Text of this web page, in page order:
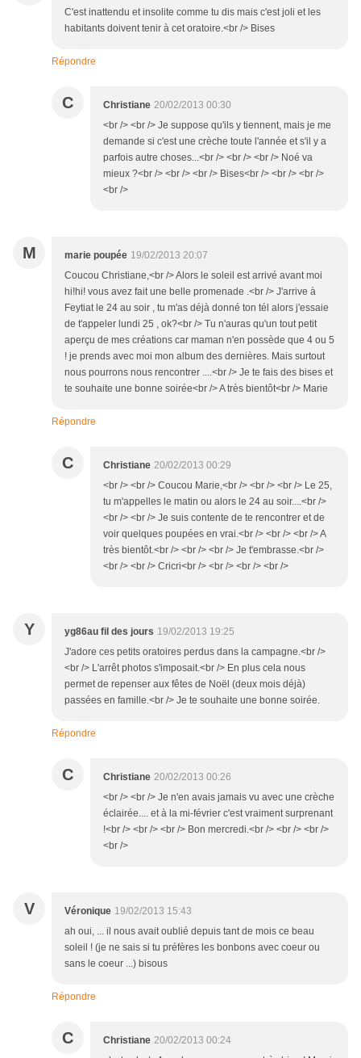
C'est inattendu et insolite comme tu dis mais c'est joli et les
habitants doivent tenir à cet oratoire.<br /> Bises
Répondre
C Christiane 20/02/2013 00:30
<br /> <br /> Je suppose qu'ils y tiennent, mais je me
demande si c'est une crèche toute l'année et s'il y a
parfois autre choses...<br /> <br /> <br /> Noé va
mieux ?<br /> <br /> <br /> Bises<br /> <br /> <br />
<br />
M marie poupée 19/02/2013 20:07
Coucou Christiane,<br /> Alors le soleil est arrivé avant moi
hi!hi! vous avez fait une belle promenade .<br /> J'arrive à
Feytiat le 24 au soir , tu m'as déjà donné ton tél alors j'essaie
de t'appeler lundi 25 , ok?<br /> Tu n'auras qu'un tout petit
aperçu de mes créations car maman n'en possède que 4 ou 5
! je prends avec moi mon album des dernières. Mais surtout
nous pourrons nous rencontrer ....<br /> Je te fais des bises et
te souhaite une bonne soirée<br /> A très bientôt<br /> Marie
Répondre
C Christiane 20/02/2013 00:29
<br /> <br /> Coucou Marie,<br /> <br /> <br /> Le 25,
tu m'appelles le matin ou alors le 24 au soir....<br />
<br /> <br /> Je suis contente de te rencontrer et de
voir quelques poupées en vrai.<br /> <br /> <br /> A
très bientôt.<br /> <br /> <br /> Je t'embrasse.<br />
<br /> <br /> Cricri<br /> <br /> <br /> <br />
Y yg86au fil des jours 19/02/2013 19:25
J'adore ces petits oratoires perdus dans la campagne.<br />
<br /> L'arrêt photos s'imposait.<br /> En plus cela nous
permet de repenser aux fêtes de Noël (deux mois déjà)
passées en famille.<br /> Je te souhaite une bonne soirée.
Répondre
C Christiane 20/02/2013 00:26
<br /> <br /> Je n'en avais jamais vu avec une crèche
éclairée.... et à la mi-février c'est vraiment surprenant
!<br /> <br /> <br /> Bon mercredi.<br /> <br /> <br />
<br />
V Véronique 19/02/2013 15:43
ah oui, ... il nous avait oublié depuis tant de mois ce beau
soleil ! (je ne sais si tu préfères les bonbons avec coeur ou
sans le coeur ...) bisous
Répondre
C Christiane 20/02/2013 00:24